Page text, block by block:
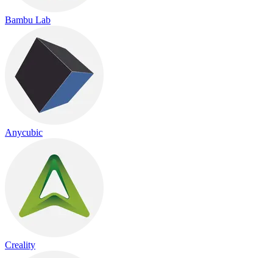
Bambu Lab
Anycubic
Creality